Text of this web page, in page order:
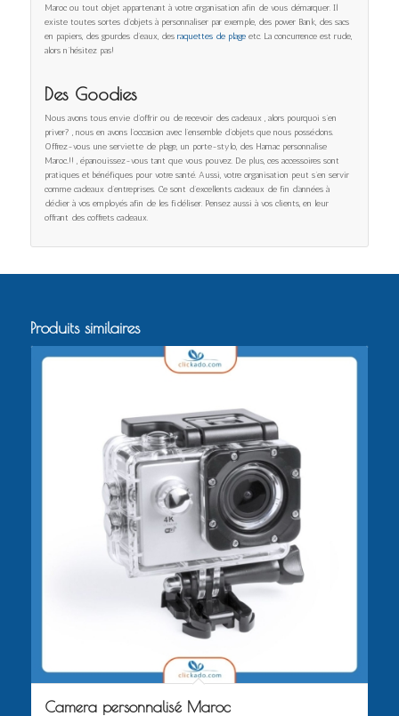
Maroc ou tout objet appartenant à votre organisation afin de vous démarquer. Il
existe toutes sortes d’objets à personnaliser par exemple, des power Bank, des sacs
en papiers, des gourdes d’eaux, des raquettes de plageetc. La concurrence est rude,
alors n’hésitez pas!
Des Goodies
Nous avons tous envie d’offrir ou de recevoir des cadeaux , alors pourquoi s’en
priver? , nous en avons l’occasion avec l’ensemble d’objets que nous possédons.
Offrez-vous une serviette de plage, un porte-stylo, des Hamac personnalise
Maroc..!! , épanouissez-vous tant que vous pouvez. De plus, ces accessoires sont
pratiques et bénéfiques pour votre santé. Aussi, votre organisation peut s’en servir
comme cadeaux d’entreprises. Ce sont d’excellents cadeaux de fin d’années à
dédier à vos employés afin de les fidéliser. Pensez aussi à vos clients, en leur
offrant des coffrets cadeaux.
Produits similaires
Camera personnalisé Maroc